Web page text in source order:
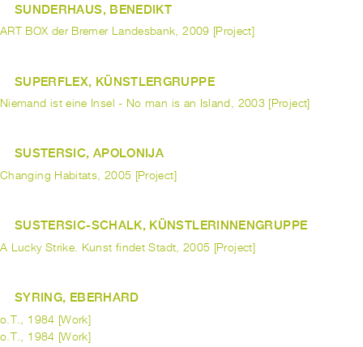
SUNDERHAUS, BENEDIKT
ART BOX der Bremer Landesbank, 2009 [Project]
SUPERFLEX, KÜNSTLERGRUPPE
Niemand ist eine Insel - No man is an Island, 2003 [Project]
SUSTERSIC, APOLONIJA
Changing Habitats, 2005 [Project]
SUSTERSIC-SCHALK, KÜNSTLERINNENGRUPPE
A Lucky Strike. Kunst findet Stadt, 2005 [Project]
SYRING, EBERHARD
o.T., 1984 [Work]
o.T., 1984 [Work]